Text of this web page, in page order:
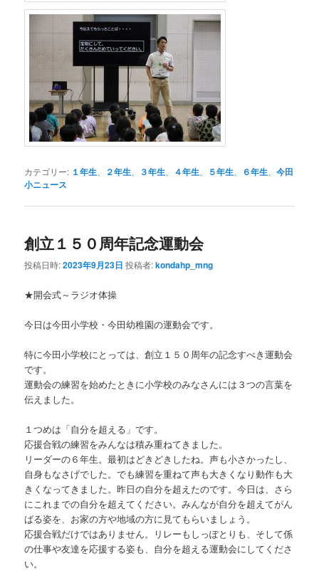
カテゴリー: １年生 ２年生 ３年生 ４年生 ５年生 ６年生 、今田
小ニュース
創立１５０周年記念運動会
投稿日時:2023年9月23日 投稿者:kondahp_mng
★開会式～ラジオ体操
今日は今田小学校・今田幼稚園の運動会です。
特に今田小学校にとっては、創立１５０周年の記念すべき運動会
です。
運動会の練習を始めたときに小学校のみなさんには３つの言葉を
伝えました。
１つめは「自分を超える」です。
応援合戦の練習をみんなは積み重ねてきました。
リーダーの６年生。最初はどきどきしたね。声も小さかったし、
自身もなさげでした。でも練習を重ねて声も大きくなり動作も大
きくなってきました。昨日の自分を超えたのです。今日は、さら
にこれまでの自分を超えてください。みんなが自分を超えてがん
ばる姿を、お家の方や地域の方に見てもらいましょう。
応援合戦だけではありません。リレーもしっぽとりも、そして係
の仕事や友達を応援する姿も、自分を超える運動会にしてくださ
い。